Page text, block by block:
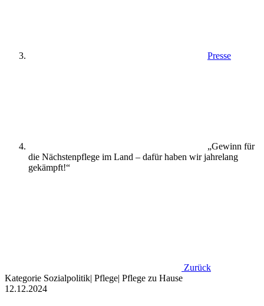
Presse
„Gewinn für
die Nächstenpflege im Land – dafür haben wir jahrelang
gekämpft!“
Zurück
Kategorie Sozialpolitik| Pflege| Pflege zu Hause
12.12.2024